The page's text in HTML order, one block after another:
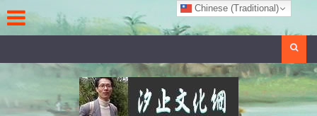
to
content
Chinese (Traditional)